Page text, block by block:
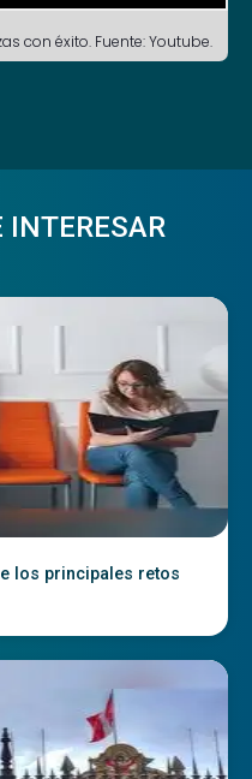
con éxito. Fuente: Youtube.
INTERESAR
los principales retos